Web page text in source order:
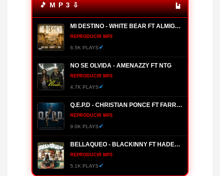
🎵 M P 3 ⇩
MI DESTINO - WHITE BEAR FT ALMIGHTY, YOMO
REPRODUCIR MP3
6.5K PLAYS✔
NO SE OLVIDA - AMENAZZY FT NTG
REPRODUCIR MP3
4.7K PLAYS✔
Q.E.P.D - CHRISTIAN PONCE FT FARRUKO, HANZEL LA H, FRONTI
REPRODUCIR MP3
9.0K PLAYS✔
BELLAQUEO - BLACKINNY FT HADES66
REPRODUCIR MP3
5.1K PLAYS✔